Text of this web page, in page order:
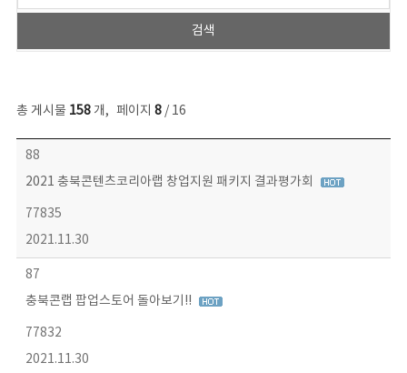
총 게시물 158개, 페이지 8/ 16
콘텐츠이슈 목록 - 번호, 제목, 작성자, 파일, 조회수, 작성일 정보 제공
88
2021 충북콘텐츠코리아랩 창업지원 패키지 결과평가회
77835
2021.11.30
87
충북콘랩 팝업스토어 돌아보기!!
77832
2021.11.30